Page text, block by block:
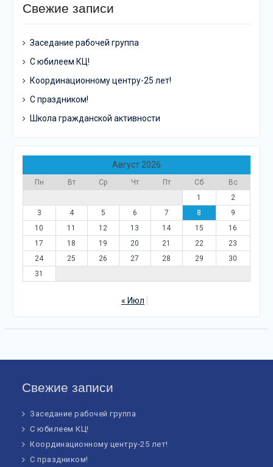
Свежие записи
Заседание рабочей группа
С юбилеем КЦ!
Координационному центру-25 лет!
С праздником!
Школа гражданской активности
Август 2026
Пн Вт Ср Чт Пт Сб
Вс
1
2
3
4 5 6 7 8
9
10
11 12 13 14 15
16
17
18 19 20 21 22
23
24
25 26 27 28 29
30
31
« Июл
Свежие записи
Заседание рабочей группа
С юбилеем КЦ!
Координационному центру-25 лет!
С праздником!